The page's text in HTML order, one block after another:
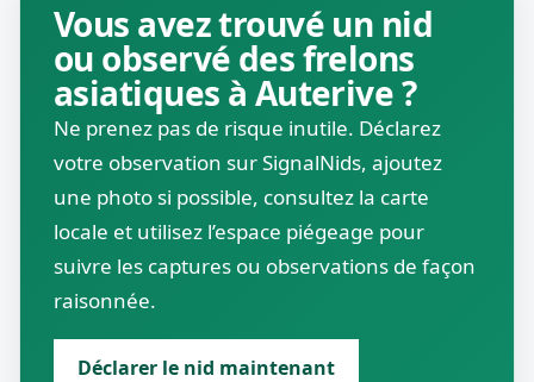
Vous avez trouvé un nid
ou observé des frelons
asiatiques à Auterive ?
Ne prenez pas de risque inutile. Déclarez
votre observation sur SignalNids, ajoutez
une photo si possible, consultez la carte
locale et utilisez l’espace piégeage pour
suivre les captures ou observations de façon
raisonnée.
Déclarer le nid maintenant